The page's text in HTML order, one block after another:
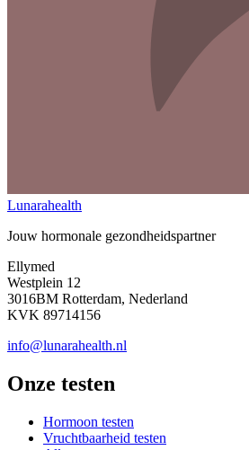
Lunarahealth
Jouw hormonale gezondheidspartner
Ellymed
Westplein 12
3016BM Rotterdam, Nederland
KVK 89714156
info@lunarahealth.nl
Onze testen
Hormoon testen
Vruchtbaarheid testen